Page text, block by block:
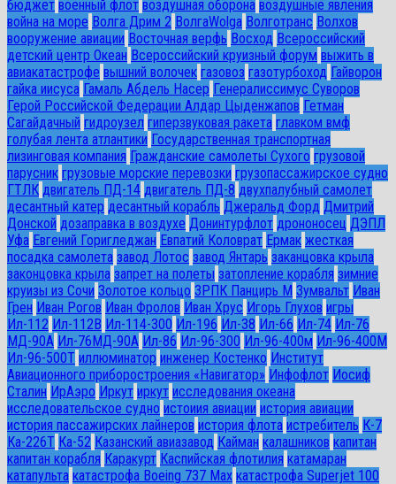
бюджет военный флот воздушная оборона воздушные явления
война на море Волга Дрим 2 ВолгаWolga Волготранс Волхов
вооружение авиации Восточная верфь Восход Всероссийский
детский центр Океан Всероссийский круизный форум выжить в
авиакатастрофе вышний волочек газовоз газотурбоход Гайворон
гайка иисуса Гамаль Абдель Насер Генералиссимус Суворов
Герой Российской Федерации Алдар Цыденжапов Гетман
Сагайдачный гидроузел гиперзвуковая ракета главком вмф
голубая лента атлантики Государственная транспортная
лизинговая компания Гражданские самолеты Сухого грузовой
парусник грузовые морские перевозки грузопассажирское судно
ГТЛК двигатель ПД-14 двигатель ПД-8 двухпалубный самолет
десантный катер десантный корабль Джеральд Форд Дмитрий
Донской дозаправка в воздухе Донинтурфлот дрононосец ДЭПЛ
Уфа Евгений Горигледжан Евпатий Коловрат Ермак жесткая
посадка самолета завод Лотос завод Янтарь заканцовка крыла
законцовка крыла запрет на полеты затопление корабля зимние
круизы из Сочи Золотое кольцо ЗРПК Панцирь М Зумвальт Иван
Грен Иван Рогов Иван Фролов Иван Хрус Игорь Глухов игры
Ил-112 Ил-112В Ил-114-300 Ил-196 Ил-38 Ил-66 Ил-74 Ил-76
МД-90А Ил-76МД-90А Ил-86 Ил-96-300 Ил-96-400м Ил-96-400М
Ил-96-500Т иллюминатор инженер Костенко Институт
Авиационного приборостроения «Навигатор» Инфофлот Иосиф
Сталин ИрАэро Иркут иркут исследования океана
исследовательское судно истоиия авиации история авиации
история пассажирских лайнеров история флота истребитель К-7
Ка-226Т Ка-52 Казанский авиазавод Кайман калашников капитан
капитан корабля Каракурт Каспийская флотилия катамаран
катапульта катастрофа Boeing 737 Max катастрофа Superjet 100